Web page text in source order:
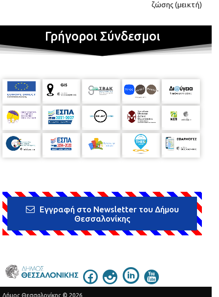
ζώσης (μεικτή)
Γρήγοροι Σύνδεσμοι
Εγγραφή στο Newsletter του Δήμου
Θεσσαλονίκης
Δήμος Θεσσαλονίκης © 2026